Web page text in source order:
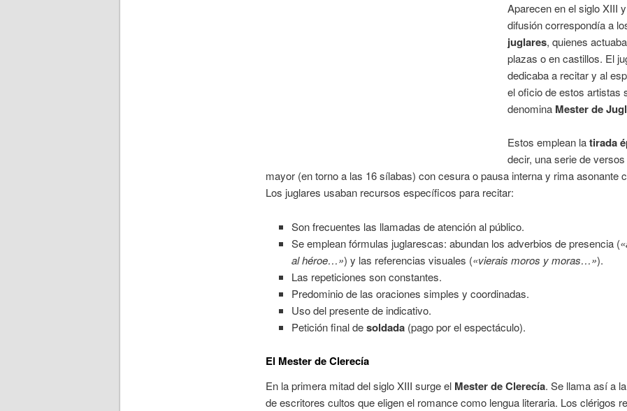
Aparecen en el siglo XIII
difusión correspondía a
juglares, quienes
plazas o en castillos. El
dedicaba a recitar y al
el oficio de estos artistas
denomina Mester de
Estos emplean latirada
decir, una serie de
mayor (en torno a las 16 sílabas) con cesura o pausa interna y rima asonante
Los juglares usaban recursos específicos para recitar:
Son frecuentes las llamadas de atención al público.
Se emplean fórmulas juglarescas: abundan los adverbios de presencia (
al héroe…») y las referencias visuales («vierais moros y moras…»).
Las repeticiones son constantes.
Predominio de las oraciones simples y coordinadas.
Uso del presente de indicativo.
Petición final desoldada (pago por el espectáculo).
El Mester de Clerecía
En la primera mitad del siglo XIII surge el Mester de Clerecía. Se llama así a
de escritores cultos que eligen el romance como lengua literaria. Los clérigos